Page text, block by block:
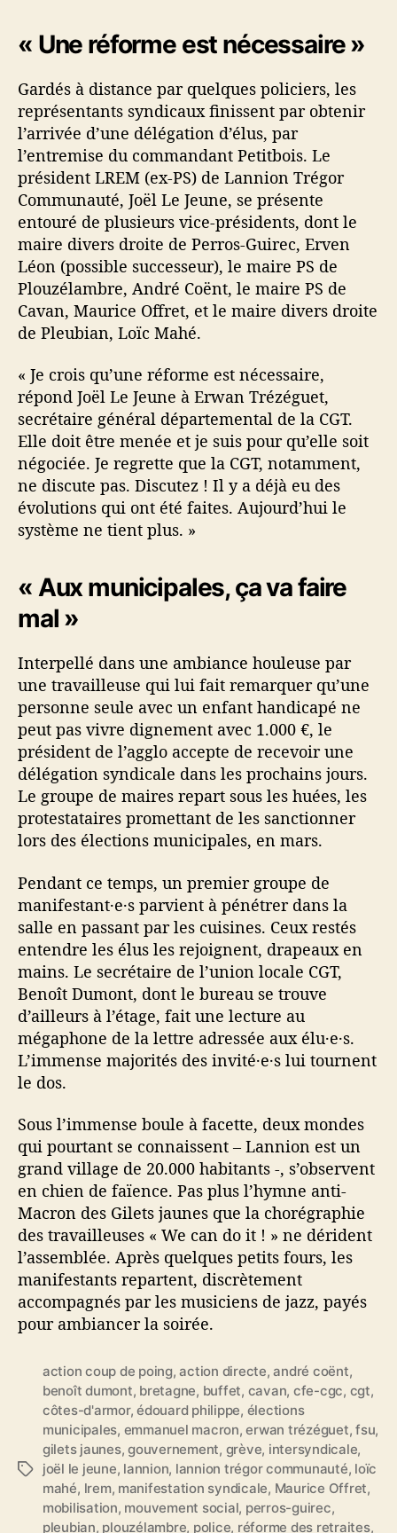
« Une réforme est nécessaire »
Gardés à distance par quelques policiers, les
représentants syndicaux finissent par obtenir
l’arrivée d’une délégation d’élus, par
l’entremise du commandant Petitbois. Le
président LREM (ex-PS) de Lannion Trégor
Communauté, Joël Le Jeune, se présente
entouré de plusieurs vice-présidents, dont le
maire divers droite de Perros-Guirec, Erven
Léon (possible successeur), le maire PS de
Plouzélambre, André Coënt, le maire PS de
Cavan, Maurice Offret, et le maire divers droite
de Pleubian, Loïc Mahé.
« Je crois qu’une réforme est nécessaire,
répond Joël Le Jeune à Erwan Trézéguet,
secrétaire général départemental de la CGT.
Elle doit être menée et je suis pour qu’elle soit
négociée. Je regrette que la CGT, notamment,
ne discute pas. Discutez ! Il y a déjà eu des
évolutions qui ont été faites. Aujourd’hui le
système ne tient plus. »
« Aux municipales, ça va faire
mal »
Interpellé dans une ambiance houleuse par
une travailleuse qui lui fait remarquer qu’une
personne seule avec un enfant handicapé ne
peut pas vivre dignement avec 1.000 €, le
président de l’agglo accepte de recevoir une
délégation syndicale dans les prochains jours.
Le groupe de maires repart sous les huées, les
protestataires promettant de les sanctionner
lors des élections municipales, en mars.
Pendant ce temps, un premier groupe de
manifestant·e·s parvient à pénétrer dans la
salle en passant par les cuisines. Ceux restés
entendre les élus les rejoignent, drapeaux en
mains. Le secrétaire de l’union locale CGT,
Benoît Dumont, dont le bureau se trouve
d’ailleurs à l’étage, fait une lecture au
mégaphone de la lettre adressée aux élu·e·s.
L’immense majorités des invité·e·s lui tournent
le dos.
Sous l’immense boule à facette, deux mondes
qui pourtant se connaissent – Lannion est un
grand village de 20.000 habitants -, s’observent
en chien de faïence. Pas plus l’hymne anti-
Macron des Gilets jaunes que la chorégraphie
des travailleuses « We can do it ! » ne dérident
l’assemblée. Après quelques petits fours, les
manifestants repartent, discrètement
accompagnés par les musiciens de jazz, payés
pour ambiancer la soirée.
É
action coup de poing,action directe,andré coënt,
benoît dumont, bretagne, buffet, cavan, cfe-cgc, cgt,
côtes-d'armor,édouard philippe, élections
municipales, emmanuel macron,erwan trézéguet,fsu,
gilets jaunes,gouvernement, grève, intersyndicale,
joël le jeune, lannion, lannion trégor communauté, loïc
mahé, lrem, manifestation syndicale, Maurice Offret,
mobilisation, mouvement social, perros-guirec,
pleubian, plouzélambre, police, réforme des retraites,